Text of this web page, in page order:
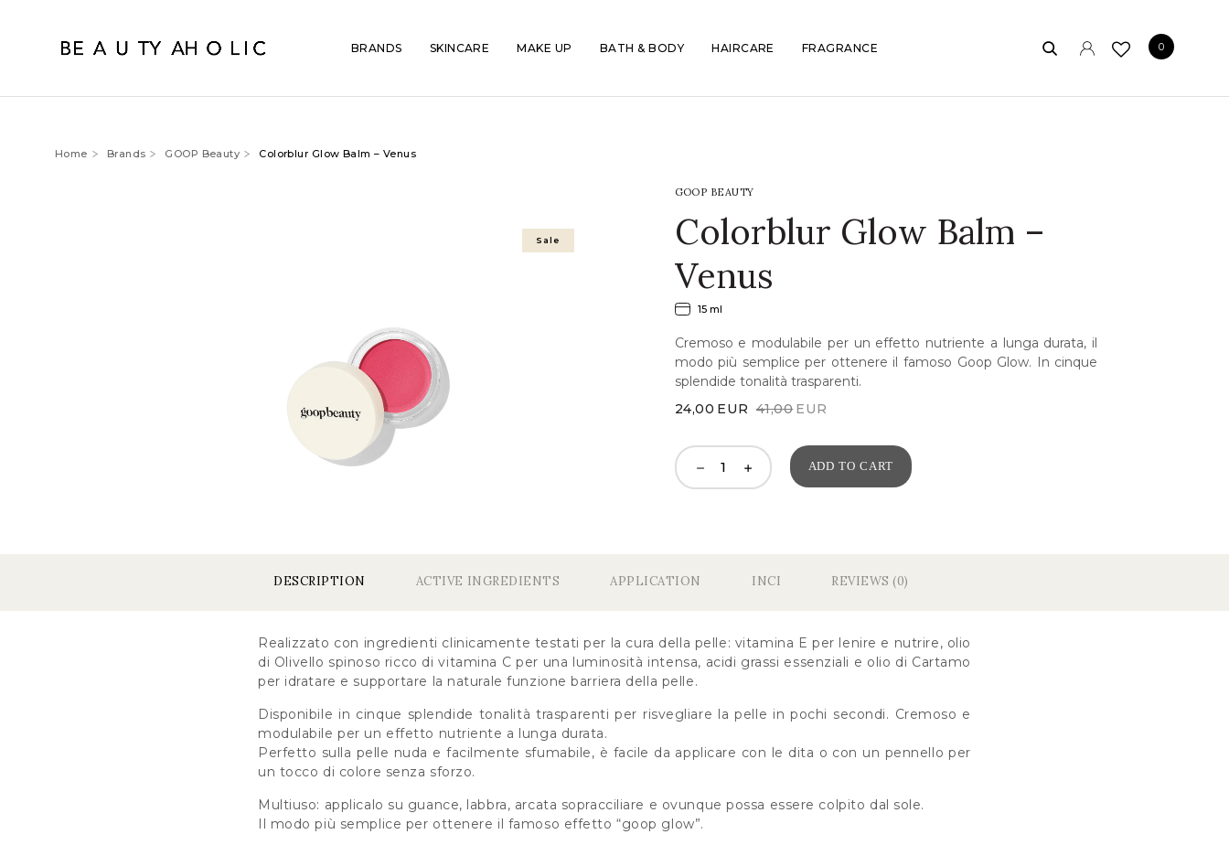
0
BRANDS SKINCARE MAKE UP BATH & BODY HAIRCARE FRAGRANCE
Home Brands GOOP Beauty Colorblur Glow Balm – Venus
Sale
GOOP BEAUTY
Colorblur Glow Balm –
Venus
15 ml
Cremoso e modulabile per un effetto nutriente a lunga durata, il
modo più semplice per ottenere il famoso Goop Glow. In cinque
splendide tonalità trasparenti.
41,00EUR
Original
price
was:
24,00 EUR
Current
price
is:
ADD TO CART
DESCRIPTION ACTIVE INGREDIENTS APPLICATION INCI REVIEWS (0)
Realizzato con ingredienti clinicamente testati per la cura della pelle: vitamina E per lenire e nutrire, olio
di Olivello spinoso ricco di vitamina C per una luminosità intensa, acidi grassi essenziali e olio di Cartamo
per idratare e supportare la naturale funzione barriera della pelle.
Disponibile in cinque splendide tonalità trasparenti per risvegliare la pelle in pochi secondi. Cremoso e
modulabile per un effetto nutriente a lunga durata.
Perfetto sulla pelle nuda e facilmente sfumabile, è facile da applicare con le dita o con un pennello per
un tocco di colore senza sforzo.
Multiuso: applicalo su guance, labbra, arcata sopracciliare e ovunque possa essere colpito dal sole.
Il modo più semplice per ottenere il famoso effetto “goop glow”.